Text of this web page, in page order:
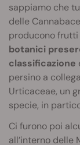
sappiamo che
delle
producono frutti
botanici
classificazione
persino a
Urticaceae, un
specie, in
Ci furono poi
all’interno delle